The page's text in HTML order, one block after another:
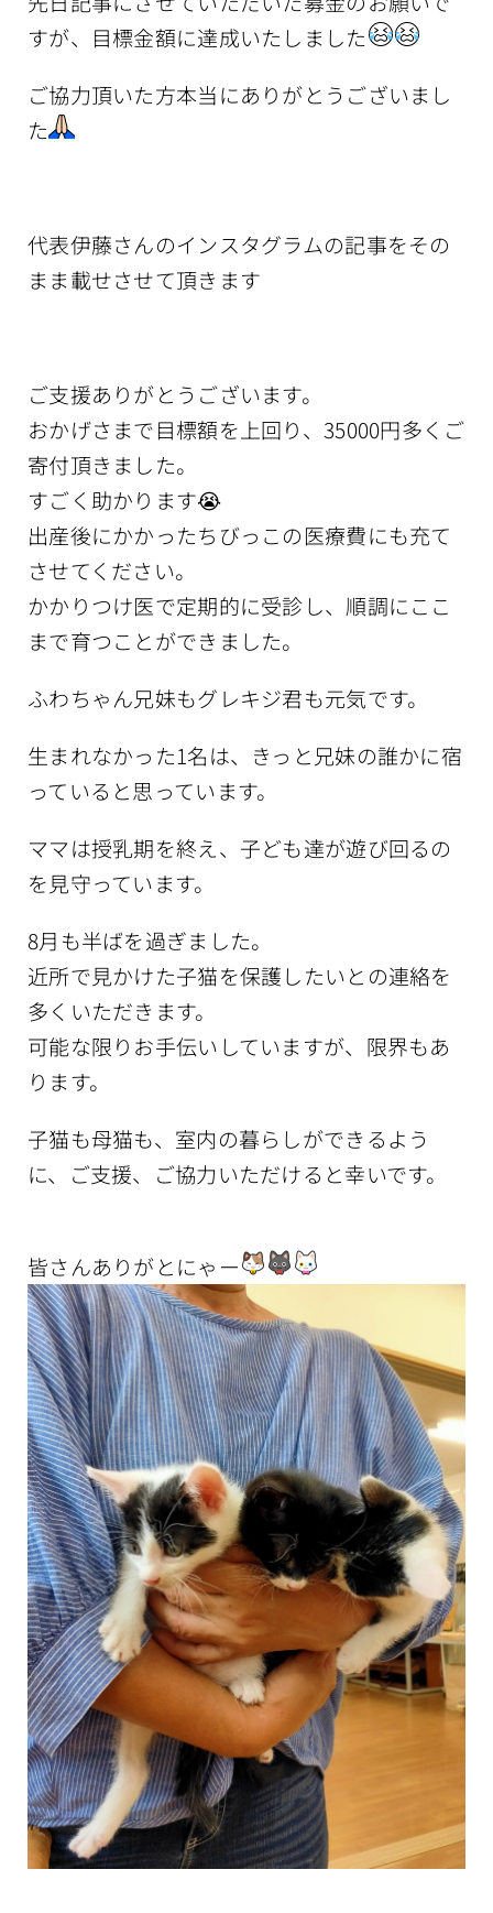
すが、目標金額に達成いたしました
ご協力頂いた方本当にありがとうございまし
た
代表伊藤さんのインスタグラムの記事をその
まま載せさせて頂きます
ご支援ありがとうございます。
おかげさまで目標額を上回り、35000円多くご
寄付頂きました。
すごく助かります😭
出産後にかかったちびっこの医療費にも充て
させてください。
かかりつけ医で定期的に受診し、順調にここ
まで育つことができました。
ふわちゃん兄妹もグレキジ君も元気です。
生まれなかった1名は、きっと兄妹の誰かに宿
っていると思っています。
ママは授乳期を終え、子ども達が遊び回るの
を見守っています。
8月も半ばを過ぎました。
近所で見かけた子猫を保護したいとの連絡を
多くいただきます。
可能な限りお手伝いしていますが、限界もあ
ります。
子猫も母猫も、室内の暮らしができるよう
に、ご支援、ご協力いただけると幸いです。
皆さんありがとにゃー